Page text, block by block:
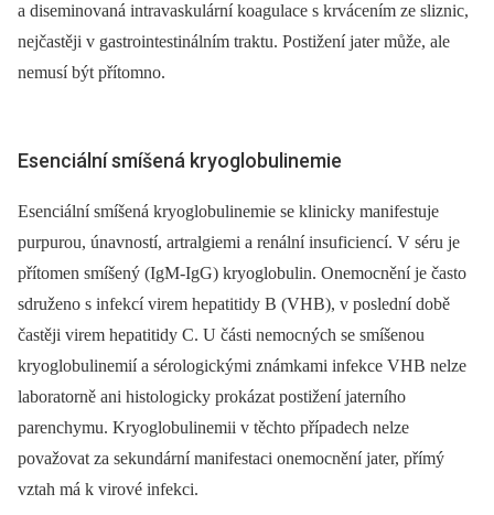
a diseminovaná intravaskulární koagulace s krvácením ze sliznic,
nejčastěji v gastrointestinálním traktu. Postižení jater může, ale
nemusí být přítomno.
Esenciální smíšená kryoglobulinemie
Esenciální smíšená kryoglobulinemie se klinicky manifestuje
purpurou, únavností, artralgiemi a renální insuficiencí. V séru je
přítomen smíšený (IgM-IgG) kryoglobulin. Onemocnění je často
sdruženo s infekcí virem hepatitidy B (VHB), v poslední době
častěji virem hepatitidy C. U části nemocných se smíšenou
kryoglobulinemií a sérologickými známkami infekce VHB nelze
laboratorně ani histologicky prokázat postižení jaterního
parenchymu. Kryoglobulinemii v těchto případech nelze
považovat za sekundární manifestaci onemocnění jater, přímý
vztah má k virové infekci.